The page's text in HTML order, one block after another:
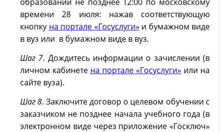
времени 28 июля: нажав соответствующую
кнопку на портале «Госуслуги» и бумажном виде
в вуз или в бумажном виде в вуз.
Шаг 7. Дождитесь информации о зачислении (в
личном кабинете на портале «Госуслуги» или на
сайте вуза).
Шаг 8. Заключите договор о целевом обучении с
заказчиком не позднее начала учебного года (в
электронном виде через приложение «Госключ»